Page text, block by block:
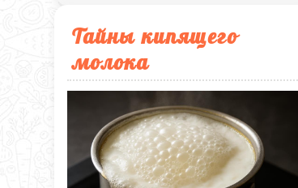
Тайны кипящего
молока